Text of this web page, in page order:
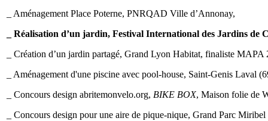
_ Aménagement Place Poterne, PNRQAD Ville d’Annonay,
_ Réalisation d’un jardin, Festival International des Jardins de
_ Création d’un jardin partagé, Grand Lyon Habitat, finaliste MAPA
_ Aménagement d'une piscine avec pool-house, Saint-Genis Laval
_ Concours design abritemonvelo.org, BIKE BOX, Maison folie de
_ Concours design pour une aire de pique-nique, Grand Parc Miribel